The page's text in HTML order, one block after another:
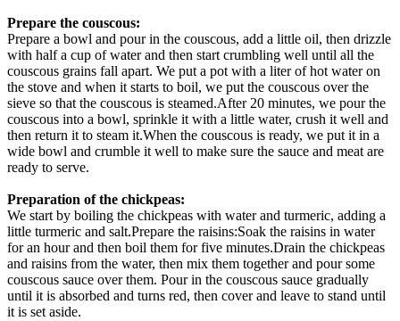
Prepare the couscous:
Prepare a bowl and pour in the couscous, add a little oil, then drizzle
with half a cup of water and then start crumbling well until all the
couscous grains fall apart. We put a pot with a liter of hot water on
the stove and when it starts to boil, we put the couscous over the
sieve so that the couscous is steamed.After 20 minutes, we pour the
couscous into a bowl, sprinkle it with a little water, crush it well and
then return it to steam it.When the couscous is ready, we put it in a
wide bowl and crumble it well to make sure the sauce and meat are
ready to serve.
Preparation of the chickpeas:
We start by boiling the chickpeas with water and turmeric, adding a
little turmeric and salt.Prepare the raisins:Soak the raisins in water
for an hour and then boil them for five minutes.Drain the chickpeas
and raisins from the water, then mix them together and pour some
couscous sauce over them. Pour in the couscous sauce gradually
until it is absorbed and turns red, then cover and leave to stand until
it is set aside.